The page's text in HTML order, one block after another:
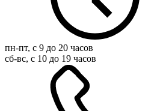
пн-пт, с 9 до 20 часов
сб-вс, с 10 до 19 часов